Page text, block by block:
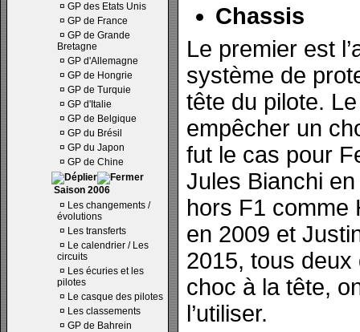
¤ GP des Etats Unis
¤ GP de France
¤ GP de Grande
Bretagne
¤ GP d'Allemagne
¤ GP de Hongrie
¤ GP de Turquie
¤ GP d'Italie
¤ GP de Belgique
¤ GP du Brésil
¤ GP du Japon
¤ GP de Chine
Saison 2006
¤ Les changements /
évolutions
¤ Les transferts
¤ Le calendrier / Les
circuits
¤ Les écuries et les
pilotes
¤ Le casque des pilotes
¤ Les classements
¤ GP de Bahrein
Chassis
Le premier est
système de
tête du pilote.
empêcher un
fut le cas pour
Jules Bianchi
hors F1 comme
en 2009 et
2015, tous
choc à la tête,
l’utiliser.